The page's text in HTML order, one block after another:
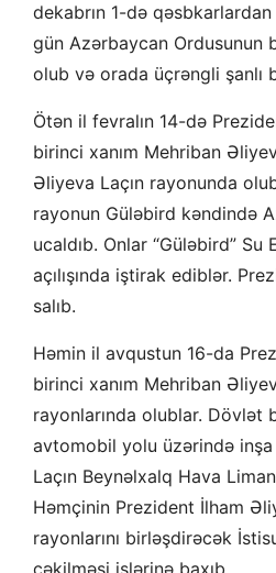
dekabrın 1-də
gün Azərbaycan Ordusunun
olub və orada üçrəngli şanlı
Ötən il fevralın 14-də
birinci xanım Mehriban
Əliyeva Laçın rayonunda
rayonun Güləbird kəndində
ucaldıb. Onlar “Güləbird” Su
açılışında iştirak ediblər.
salıb.
Həmin il avqustun 16-da
birinci xanım Mehriban
rayonlarında olublar. Dövlət
avtomobil yolu üzərində
Laçın Beynəlxalq Hava
Həmçinin Prezident İlham
rayonlarını birləşdirəcək